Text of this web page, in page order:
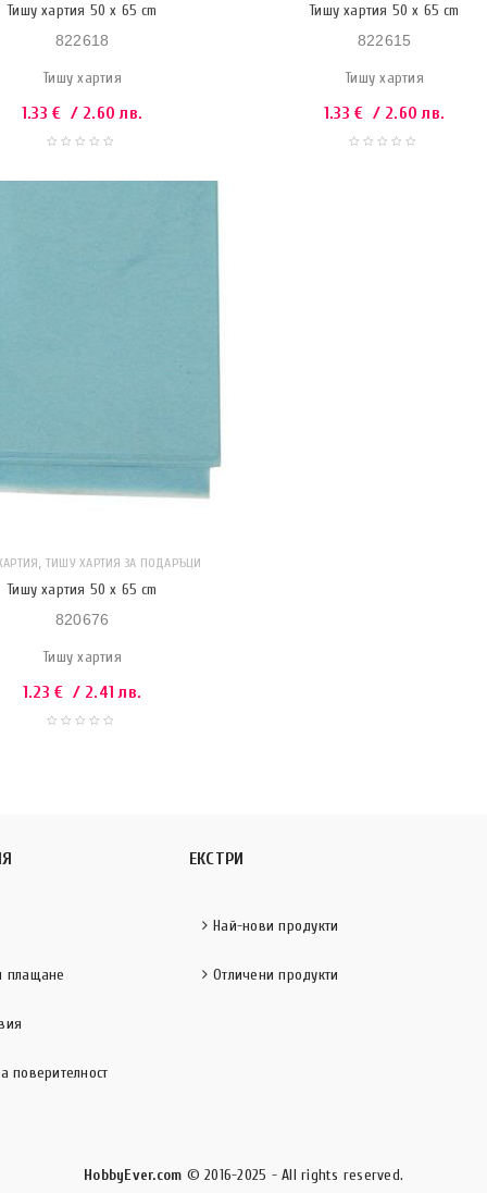
Тишу хартия 50 x 65 cm
822618
Тишу хартия
1.33€ / 2.60 лв.
Тишу хартия 50 x 65 cm
822615
Тишу хартия
1.33€ / 2.60 лв.
, ТИШУ ХАРТИЯ ЗА ПОДАРЪЦИ
Тишу хартия 50 x 65 cm
820676
Тишу хартия
1.23€ / 2.41 лв.
плащане
поверителност
ЕКСТРИ
Най-нови продукти
Отличени продукти
HobbyEver.com © 2016-2025 - All rights reserved.